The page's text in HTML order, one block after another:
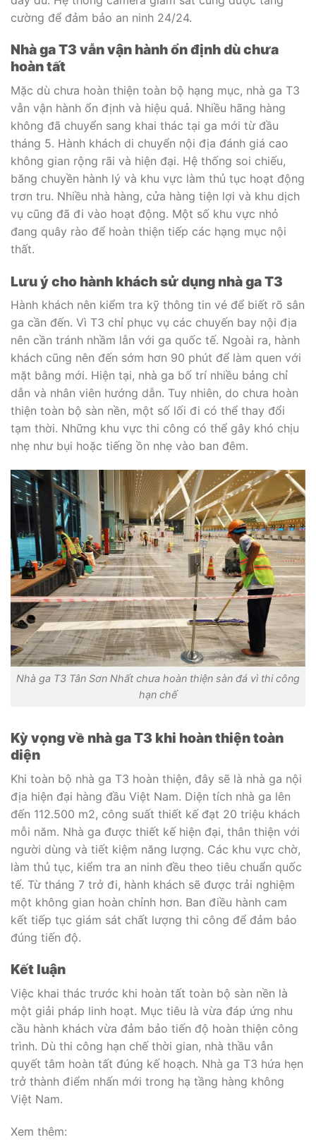
cường để đảm bảo an ninh 24/24.
Nhà ga T3 vẫn vận hành ổn định dù chưa
hoàn tất
Mặc dù chưa hoàn thiện toàn bộ hạng mục, nhà ga T3
vẫn vận hành ổn định và hiệu quả. Nhiều hãng hàng
không đã chuyển sang khai thác tại ga mới từ đầu
tháng 5. Hành khách di chuyển nội địa đánh giá cao
không gian rộng rãi và hiện đại. Hệ thống soi chiếu,
băng chuyền hành lý và khu vực làm thủ tục hoạt động
trơn tru. Nhiều nhà hàng, cửa hàng tiện lợi và khu dịch
vụ cũng đã đi vào hoạt động. Một số khu vực nhỏ
đang quây rào để hoàn thiện tiếp các hạng mục nội
thất.
Lưu ý cho hành khách sử dụng nhà ga T3
Hành khách nên kiểm tra kỹ thông tin vé để biết rõ sân
ga cần đến. Vì T3 chỉ phục vụ các chuyến bay nội địa
nên cần tránh nhầm lẫn với ga quốc tế. Ngoài ra, hành
khách cũng nên đến sớm hơn 90 phút để làm quen với
mặt bằng mới. Hiện tại, nhà ga bố trí nhiều bảng chỉ
dẫn và nhân viên hướng dẫn. Tuy nhiên, do chưa hoàn
thiện toàn bộ sàn nền, một số lối đi có thể thay đổi
tạm thời. Những khu vực thi công có thể gây khó chịu
nhẹ như bụi hoặc tiếng ồn nhẹ vào ban đêm.
Nhà ga T3 Tân Sơn Nhất chưa hoàn thiện sàn đá vì thi công
hạn chế
Kỳ vọng về nhà ga T3 khi hoàn thiện toàn
diện
Khi toàn bộ nhà ga T3 hoàn thiện, đây sẽ là nhà ga nội
địa hiện đại hàng đầu Việt Nam. Diện tích nhà ga lên
đến 112.500 m2, công suất thiết kế đạt 20 triệu khách
mỗi năm. Nhà ga được thiết kế hiện đại, thân thiện với
người dùng và tiết kiệm năng lượng. Các khu vực chờ,
làm thủ tục, kiểm tra an ninh đều theo tiêu chuẩn quốc
tế. Từ tháng 7 trở đi, hành khách sẽ được trải nghiệm
một không gian hoàn chỉnh hơn. Ban điều hành cam
kết tiếp tục giám sát chất lượng thi công để đảm bảo
đúng tiến độ.
Kết luận
Việc khai thác trước khi hoàn tất toàn bộ sàn nền là
một giải pháp linh hoạt. Mục tiêu là vừa đáp ứng nhu
cầu hành khách vừa đảm bảo tiến độ hoàn thiện công
trình. Dù thi công hạn chế thời gian, nhà thầu vẫn
quyết tâm hoàn tất đúng kế hoạch. Nhà ga T3 hứa hẹn
trở thành điểm nhấn mới trong hạ tầng hàng không
Việt Nam.
Xem thêm: